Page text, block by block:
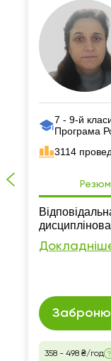
7 - 9-й
Програма
3114
Відповідальна, врівноважена ,
358 - 498 ₴/год